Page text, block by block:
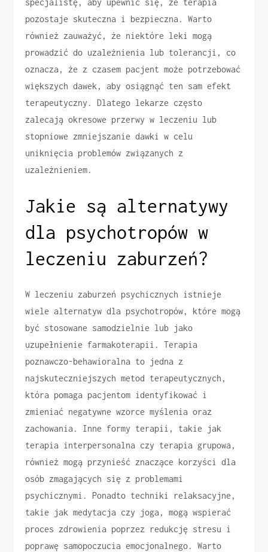
specjalistę, aby upewnić się, że terapia
pozostaje skuteczna i bezpieczna. Warto
również zauważyć, że niektóre leki mogą
prowadzić do uzależnienia lub tolerancji, co
oznacza, że z czasem pacjent może potrzebować
większych dawek, aby osiągnąć ten sam efekt
terapeutyczny. Dlatego lekarze często
zalecają okresowe przerwy w leczeniu lub
stopniowe zmniejszanie dawki w celu
uniknięcia problemów związanych z
uzależnieniem.
Jakie są alternatywy
dla psychotropów w
leczeniu zaburzeń?
W leczeniu zaburzeń psychicznych istnieje
wiele alternatyw dla psychotropów, które mogą
być stosowane samodzielnie lub jako
uzupełnienie farmakoterapii. Terapia
poznawczo-behawioralna to jedna z
najskuteczniejszych metod terapeutycznych,
która pomaga pacjentom identyfikować i
zmieniać negatywne wzorce myślenia oraz
zachowania. Inne formy terapii, takie jak
terapia interpersonalna czy terapia grupowa,
również mogą przynieść znaczące korzyści dla
osób zmagających się z problemami
psychicznymi. Ponadto techniki relaksacyjne,
takie jak medytacja czy joga, mogą wspierać
proces zdrowienia poprzez redukcję stresu i
poprawę samopoczucia emocjonalnego. Warto